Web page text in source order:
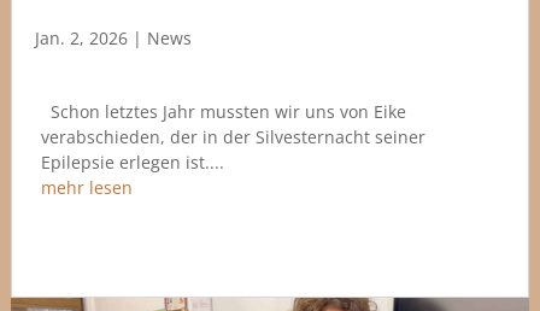
Jan. 2, 2026| News
Schon letztes Jahr mussten wir uns von Eike
verabschieden, der in der Silvesternacht seiner
Epilepsie erlegen ist....
mehr lesen